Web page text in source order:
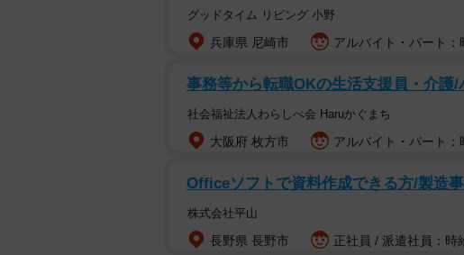
子どもにトイレを覗かれている様子 /セル
男の子が覗いていた時間は約30秒ほどで、周
といいます。セルゥゥゥゥァァァァァさんは
「男の子が興味本位で覗いてるんだろうなぁ
やで。男の子は『こんにちは、何してるんで
グッドタイム リビング 小野
兵庫県 尼崎市 アルバイト・パート：
事務等から転職OKの生活支援員・介護/
社会福祉法人わらしべ会 Haruかぐまち
大阪府 枚方市 アルバイト・パート：
Officeソフトで資料作成できる方/製造
株式会社平山
長野県 長野市 正社員 / 派遣社員：時